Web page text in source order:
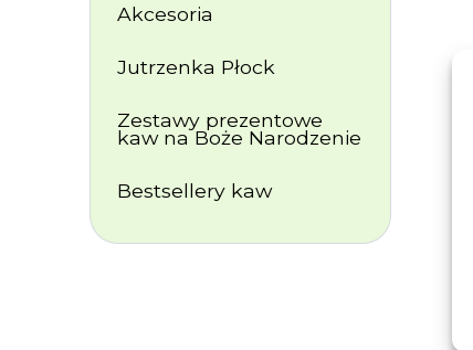
Akcesoria
Jutrzenka Płock
Zestawy prezentowe
kaw na Boże Narodzenie
Bestsellery kaw